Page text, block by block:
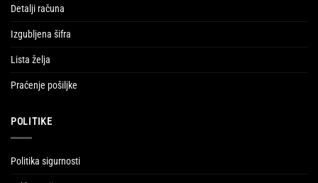
Detalji računa
Izgubljena šifra
Lista želja
Praćenje pošiljke
POLITIKE
Politika sigurnosti